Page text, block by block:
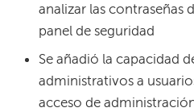
analizar las contraseñas
panel de seguridad
Se añadió la capacidad
administrativos a
acceso de